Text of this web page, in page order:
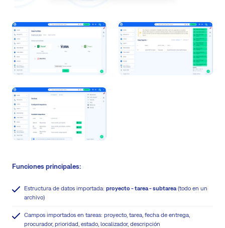
Funciones principales:
Estructura de datos importada: proyecto - tarea - subtarea (todo en un
archivo)
Campos importados en tareas: proyecto, tarea, fecha de entrega,
procurador, prioridad, estado, localizador, descripción